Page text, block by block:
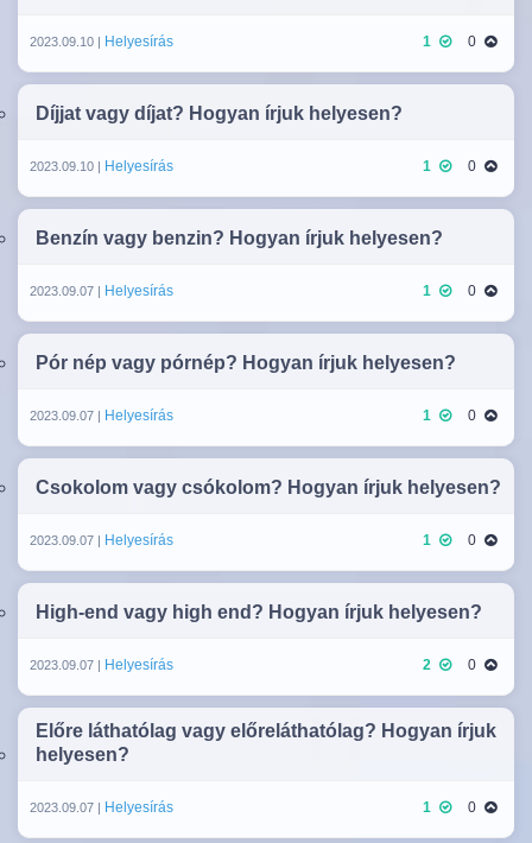
2023.09.10 | Helyesírás 1 0
Díjjat vagy díjat? Hogyan írjuk helyesen?
2023.09.10 | Helyesírás 1 0
Benzín vagy benzin? Hogyan írjuk helyesen?
2023.09.07 | Helyesírás 1 0
Pór nép vagy pórnép? Hogyan írjuk helyesen?
2023.09.07 | Helyesírás 1 0
Csokolom vagy csókolom? Hogyan írjuk helyesen?
2023.09.07 | Helyesírás 1 0
High-end vagy high end? Hogyan írjuk helyesen?
2023.09.07 | Helyesírás 2 0
Előre láthatólag vagy előreláthatólag? Hogyan írjuk
helyesen?
2023.09.07 | Helyesírás 1 0